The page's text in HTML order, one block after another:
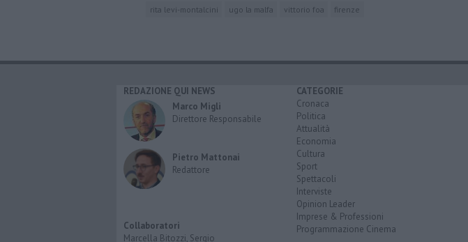
rita levi-montalcini
ugo la malfa vittorio foa firenze
REDAZIONE QUI NEWS
Marco Migli
Direttore Responsabile
Pietro Mattonai
Redattore
Collaboratori
Marcella Bitozzi, Sergio
CATEGORIE
Cronaca
Politica
Attualità
Economia
Cultura
Sport
Spettacoli
Interviste
Opinion Leader
Imprese & Professioni
Programmazione Cinema